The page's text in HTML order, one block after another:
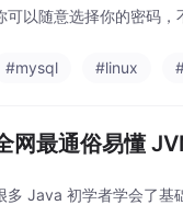
可以随意选择你的密码
#mysql #linux
网最通俗易懂
多 Java 初学者学会了基